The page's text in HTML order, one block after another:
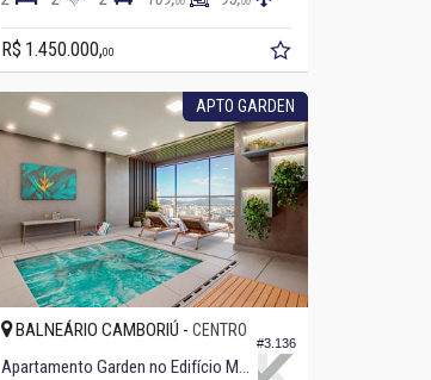
R$ 1.450.000,00
APTO GARDEN
#3.136
BALNEÁRIO CAMBORIÚ - CENTRO
Apartamento Garden no Edifício Magic Sun